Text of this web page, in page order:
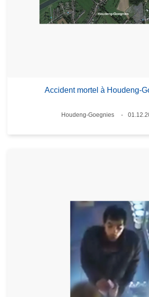
Accident mortel à Houdeng-
Lieux
Houdeng-Goegnies